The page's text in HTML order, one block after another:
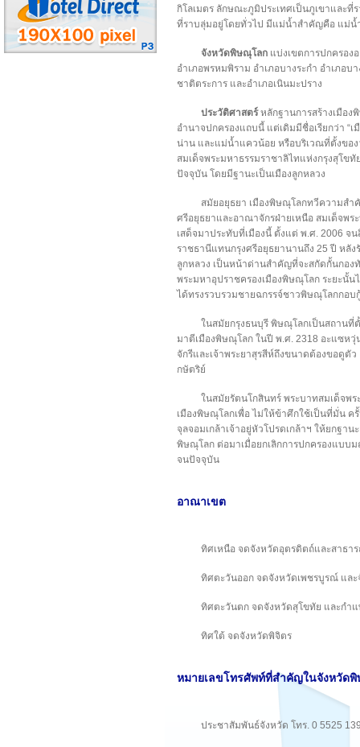
กิโลเมตร ลักษณะภูมิประเทศเป็นภูเขาและ
ที่ราบลุ่มอยู่โดยทั่วไป มีแม่น้ำสำคัญคือ แม่น้
จังหวัดพิษณุโลก แบ่งเขตการปกครอง
อำเภอพรหมพิราม อำเภอบางระกำ อำเภอบ
ชาติตระการ และอำเภอเนินมะปราง
ประวัติศาสตร์หลักฐานการสร้างเมือ
อำนาจปกครองแถบนี้ แต่เดิมมีชื่อเรียกว่า “เ
น่าน และแม่น้ำแควน้อย หรือบริเวณที่ตั้งขอ
สมเด็จพระมหาธรรมราชาลิไทแห่งกรุงสุโข
ปัจจุบัน โดยมีฐานะเป็นเมืองลูกหลวง
สมัยอยุธยา เมืองพิษณุโลกทวีความสำ
ศรีอยุธยาและอาณาจักรฝ่ายเหนือ สมเด็จพร
เสด็จมาประทับที่เมืองนี้ ตั้งแต่ พ.ศ. 2006
ราชธานีแทนกรุงศรีอยุธยานานถึง 25 ปี หลั
ลูกหลวง เป็นหน้าด่านสำคัญที่จะสกัดกั้นกอง
พระมหาอุปราชครองเมืองพิษณุโลก ระยะนั้น
ได้ทรงรวบรวมชายฉกรรจ์ชาวพิษณุโลกกอ
ในสมัยกรุงธนบุรี พิษณุโลกเป็นสถานที่
มาตีเมืองพิษณุโลก ในปี พ.ศ. 2318 อะแซหวุ่
จักรีและเจ้าพระยาสุรสีห์ถึงขนาดต้องขอดูตั
กษัตริย์
ในสมัยรัตนโกสินทร์ พระบาทสมเด็จพ
เมืองพิษณุโลกเพื่อ ไม่ให้ข้าศึกใช้เป็นที่มั่น ค
จุลจอมเกล้าเจ้าอยู่หัวโปรดเกล้าฯ ให้ยกฐ
พิษณุโลก ต่อมาเมื่อยกเลิกการปกครองแบบ
จนปัจจุบัน
อาณาเขต
ทิศเหนือ จดจังหวัดอุตรดิตถ์และสาธา
ทิศตะวันออก จดจังหวัดเพชรบูรณ์ และ
ทิศตะวันตก จดจังหวัดสุโขทัย และกำแ
ทิศใต้ จดจังหวัดพิจิตร
หมายเลขโทรศัพท์ที่สำคัญในจังหวัด
ประชาสัมพันธ์จังหวัด โทร. 0 5525